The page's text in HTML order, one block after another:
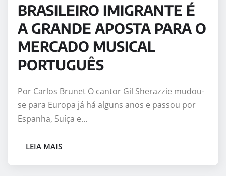
BRASILEIRO IMIGRANTE É
A GRANDE APOSTA PARA O
MERCADO MUSICAL
PORTUGUÊS
Por Carlos Brunet O cantor Gil Sherazzie mudou-
se para Europa já há alguns anos e passou por
Espanha, Suíça e…
LEIA MAIS